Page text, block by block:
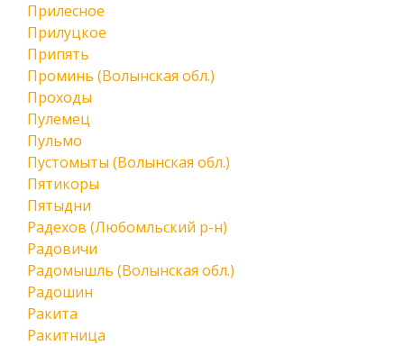
Прилесное
Прилуцкое
Припять
Проминь (Волынская обл.)
Проходы
Пулемец
Пульмо
Пустомыты (Волынская обл.)
Пятикоры
Пятыдни
Радехов (Любомльский р-н)
Радовичи
Радомышль (Волынская обл.)
Радошин
Ракита
Ракитница